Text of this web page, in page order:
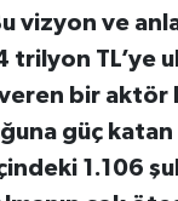
vizyon ve
trilyon TL’ye
bir aktör
güç
1.106